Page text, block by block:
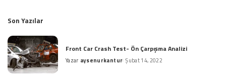
Son Yazılar
Front Car Crash Test- Ön Çarpışma Analizi
Posted
Yazar aysenurkantur Şubat 14, 2022